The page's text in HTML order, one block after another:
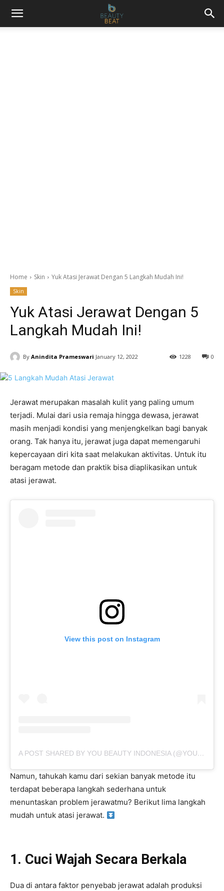
Home Skin Yuk Atasi Jerawat Dengan 5 Langkah Mudah Ini!
Skin
Yuk Atasi Jerawat Dengan 5
Langkah Mudah Ini!
By Anindita Prameswari January 12, 2022 0
1228
Jerawat merupakan masalah kulit yang paling umum
terjadi. Mulai dari usia remaja hingga dewasa, jerawat
masih menjadi kondisi yang menjengkelkan bagi banyak
orang. Tak hanya itu, jerawat juga dapat memengaruhi
kepercayaan diri kita saat melakukan aktivitas. Untuk itu
beragam metode dan praktik bisa diaplikasikan untuk
atasi jerawat.
View this post on Instagram
A POST SHARED BY YOU BEAUTY INDONESIA (@YOUBEAUTY_IDN)
Namun, tahukah kamu dari sekian banyak metode itu
terdapat beberapa langkah sederhana untuk
menuntaskan problem jerawatmu? Berikut lima langkah
mudah untuk atasi jerawat.
1. Cuci Wajah Secara Berkala
Dua di antara faktor penyebab jerawat adalah produksi